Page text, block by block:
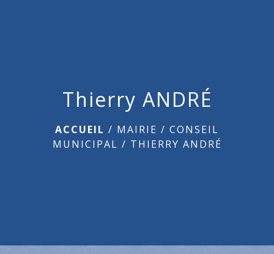
Thierry ANDRÉ
ACCUEIL / MAIRIE / CONSEIL
MUNICIPAL / THIERRY ANDRÉ